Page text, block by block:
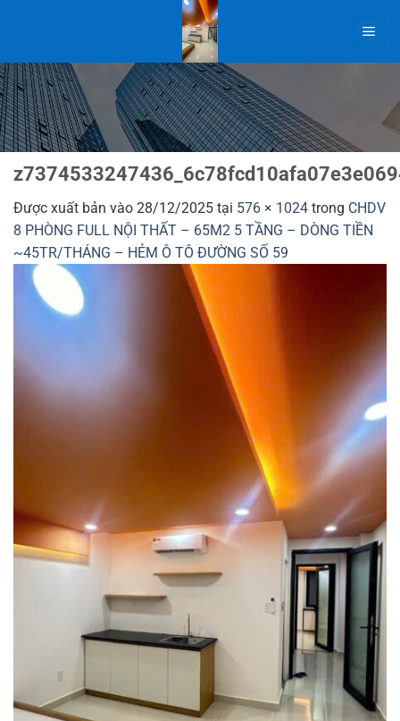
dung
Được xuất bản vào 28/12/2025 tại 576 × 1024 trong CHDV
8 PHÒNG FULL NỘI THẤT – 65M2 5 TẦNG – DÒNG TIỀN
~45TR/THÁNG – HẺM Ô TÔ ĐƯỜNG SỐ 59